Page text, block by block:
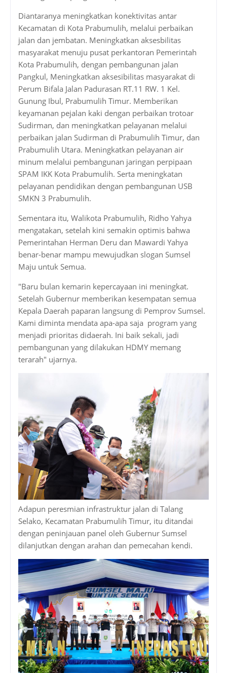
Diantaranya meningkatkan konektivitas antar
Kecamatan di Kota Prabumulih, melalui perbaikan
jalan dan jembatan. Meningkatkan aksesbilitas
masyarakat menuju pusat perkantoran Pemerintah
Kota Prabumulih, dengan pembangunan jalan
Pangkul, Meningkatkan aksesibilitas masyarakat di
Perum Bifala Jalan Padurasan RT.11 RW. 1 Kel.
Gunung Ibul, Prabumulih Timur. Memberikan
keyamanan pejalan kaki dengan perbaikan trotoar
Sudirman, dan meningkatkan pelayanan melalui
perbaikan jalan Sudirman di Prabumulih Timur, dan
Prabumulih Utara. Meningkatkan pelayanan air
minum melalui pembangunan jaringan perpipaan
SPAM IKK Kota Prabumulih. Serta meningkatan
pelayanan pendidikan dengan pembangunan USB
SMKN 3 Prabumulih.
Sementara itu, Walikota Prabumulih, Ridho Yahya
mengatakan, setelah kini semakin optimis bahwa
Pemerintahan Herman Deru dan Mawardi Yahya
benar-benar mampu mewujudkan slogan Sumsel
Maju untuk Semua.
"Baru bulan kemarin kepercayaan ini meningkat.
Setelah Gubernur memberikan kesempatan semua
Kepala Daerah paparan langsung di Pemprov Sumsel.
Kami diminta mendata apa-apa saja program yang
menjadi prioritas didaerah. Ini baik sekali, jadi
pembangunan yang dilakukan HDMY memang
terarah" ujarnya.
Adapun peresmian infrastruktur jalan di Talang
Selako, Kecamatan Prabumulih Timur, itu ditandai
dengan peninjauan panel oleh Gubernur Sumsel
dilanjutkan dengan arahan dan pemecahan kendi.